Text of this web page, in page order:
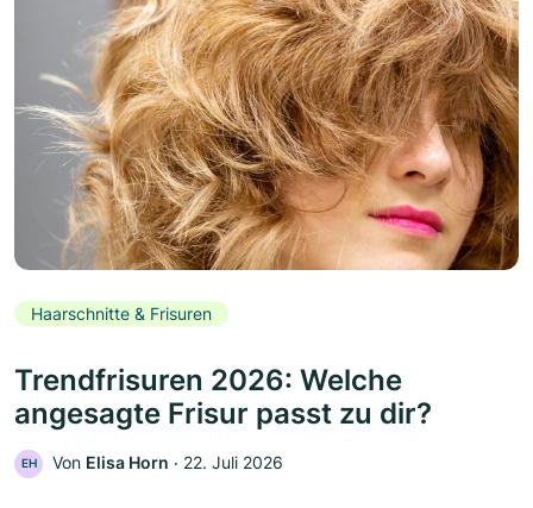
Haarschnitte & Frisuren
Trendfrisuren 2026: Welche
angesagte Frisur passt zu dir?
EH Von Elisa Horn ‧ 22. Juli 2026